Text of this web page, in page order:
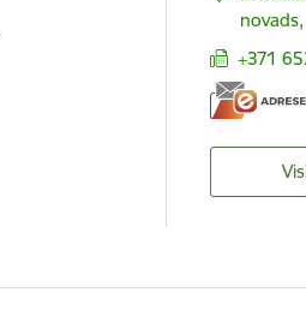
+371